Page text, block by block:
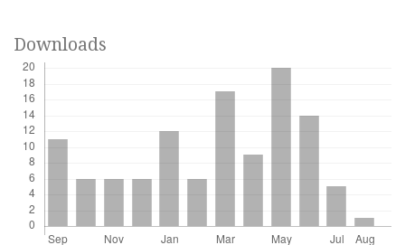
Downloads